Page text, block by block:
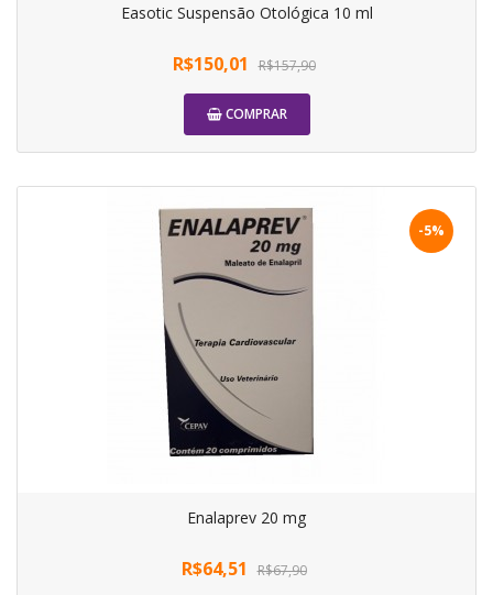
Easotic Suspensão Otológica 10 ml
R$150,01 R$157,90
COMPRAR
-5%
Enalaprev 20 mg
R$64,51 R$67,90